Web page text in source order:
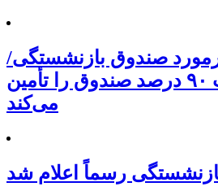
صندوق بازنشستگی/
دولت مجبور است ۹۰ درصد صندوق را تأمین
می‌کند
رسماً اعلام شد